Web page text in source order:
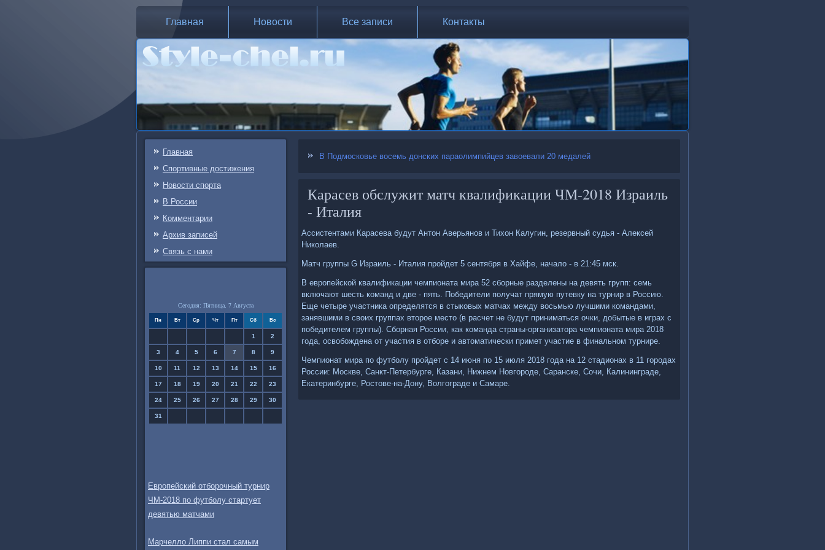
Главная Новости Все записи Контакты
Главная
Спортивные достижения
Новости спорта
В России
Комментарии
Архив записей
Связь c нами
Сегодня: Пятница, 7 Августа
Пн Вт Ср Чт Пт Сб Вс
1 2
3 4 5 6 7 8 9
10 11 12 13 14 15 16
17 18 19 20 21 22 23
24 25 26 27 28 29 30
31
Европейский отборочный турнир
ЧМ-2018 по футболу стартует
девятью матчами
Марчелло Липпи стал самым
В Подмосковье восемь донских параолимпийцев завоевали 20 медалей
Карасев обслужит матч квалификации ЧМ-2018 Израиль
- Италия
Ассистентами Карасева будут Антон Аверьянов и Тихон Калугин, резервный судья - Алексей
Николаев.
Матч группы G Израиль - Италия пройдет 5 сентября в Хайфе, начало - в 21:45 мск.
В европейской квалификации чемпионата мира 52 сборные разделены на девять групп: семь
включают шесть команд и две - пять. Победители получат прямую путевку на турнир в Россию.
Еще четыре участника определятся в стыковых матчах между восьмью лучшими командами,
занявшими в своих группах второе место (в расчет не будут приниматься очки, добытые в играх с
победителем группы). Сборная России, как команда страны-организатора чемпионата мира 2018
года, освобождена от участия в отборе и автоматически примет участие в финальном турнире.
Чемпионат мира по футболу пройдет с 14 июня по 15 июля 2018 года на 12 стадионах в 11 городах
России: Москве, Санкт-Петербурге, Казани, Нижнем Новгороде, Саранске, Сочи, Калининграде,
Екатеринбурге, Ростове-на-Дону, Волгограде и Самаре.